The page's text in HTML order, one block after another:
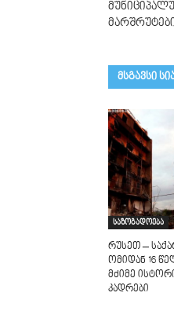
მსგავსი
საზოგადოება
რუსეთ –
ომიდან 16
მძიმე
კადრები